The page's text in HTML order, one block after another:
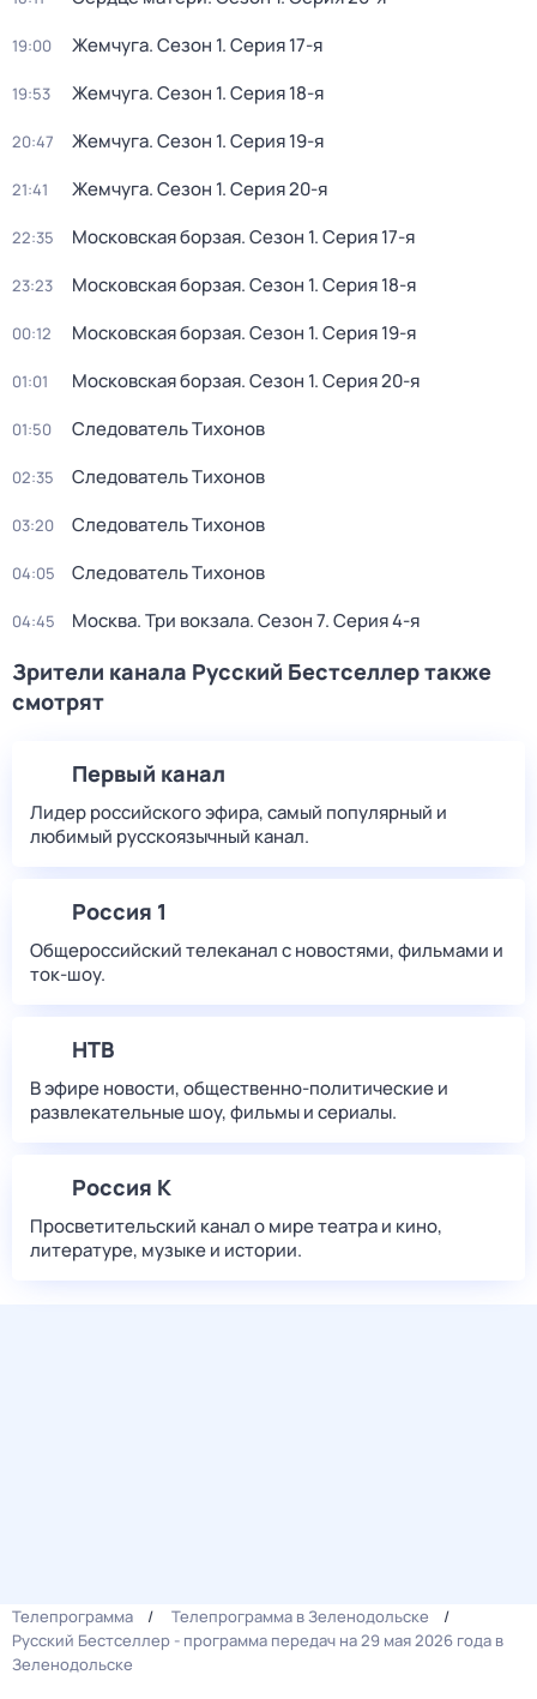
19:00 Жемчуга. Сезон 1. Серия 17-я
19:53 Жемчуга. Сезон 1. Серия 18-я
20:47 Жемчуга. Сезон 1. Серия 19-я
21:41 Жемчуга. Сезон 1. Серия 20-я
22:35 Московская борзая. Сезон 1. Серия 17-я
23:23 Московская борзая. Сезон 1. Серия 18-я
00:12 Московская борзая. Сезон 1. Серия 19-я
01:01 Московская борзая. Сезон 1. Серия 20-я
01:50 Следователь Тихонов
02:35 Следователь Тихонов
03:20 Следователь Тихонов
04:05 Следователь Тихонов
04:45 Москва. Три вокзала. Сезон 7. Серия 4-я
Зрители канала Русский Бестселлер также
смотрят
Первый канал
Лидер российского эфира, самый популярный и
любимый русскоязычный канал.
Россия 1
Общероссийский телеканал с новостями, фильмами и
ток-шоу.
НТВ
В эфире новости, общественно-политические и
развлекательные шоу, фильмы и сериалы.
Россия К
Просветительский канал о мире театра и кино,
литературе, музыке и истории.
Телепрограмма
Телепрограмма в Зеленодольске
Русский Бестселлер - программа передач на 29 мая 2026 года в
Зеленодольске